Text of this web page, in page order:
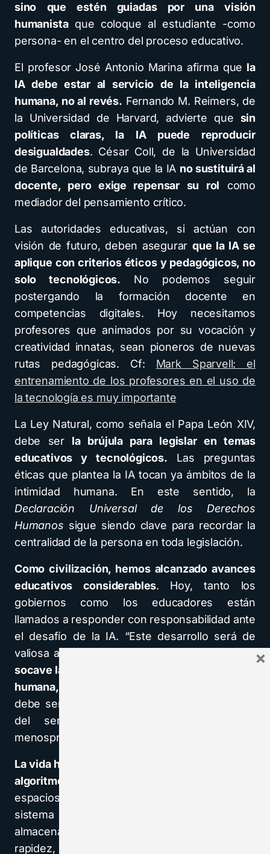
sino que estén guiadas por una visión
humanistaque coloque al estudiante -como
persona- en el centro del proceso educativo.
El profesor José Antonio Marina afirma que la
IA debe estar al servicio de la inteligencia
humana, no al revés. Fernando M. Reimers, de
la Universidad de Harvard, advierte que sin
políticas claras, la IA puede reproducir
desigualdades. César Coll, de la Universidad
de Barcelona, subraya que la IA no sustituirá al
docente, pero exige repensar su rol como
mediador del pensamiento crítico.
Las autoridades educativas, si actúan con
visión de futuro, deben asegurar que la IA se
aplique con criterios éticos y pedagógicos, no
solo tecnológicos. No podemos seguir
postergando la formación docente en
competencias digitales. Hoy necesitamos
profesores que animados por su vocación y
creatividad innatas, sean pioneros de nuevas
rutas pedagógicas. Cf: Mark Sparvell: el
entrenamiento de los profesores en el uso de
la tecnología es muy importante
La Ley Natural, como señala el Papa León XIV,
debe ser la brújula para legislar en temas
educativos y tecnológicos. Las preguntas
éticas que plantea la IA tocan ya ámbitos de la
intimidad humana. En este sentido, la
Declaración Universal de los Derechos
Humanos sigue siendo clave para recordar la
centralidad de la persona en toda legislación.
Como civilización, hemos alcanzado avances
educativos considerables. Hoy, tanto los
gobiernos como los educadores están
llamados a responder con responsabilidad ante
el desafío de la IA. “Este desarrollo será de
valiosa ayuda en la medida en que
socave la identidad ni la dignidad de la persona
humana, ni sus libertades fundamentales
debe ser una herramienta al servicio del bien
del ser humano, no un medio para
menospreciarlo o derrotarlo. […]
La vida humana vale mucho más que cualquier
algoritmo
espacios humanos que trasciendan cualquier
sistema artificial. Aunque la IA pueda
almacenar millones de datos y responder con
rapidez,
×